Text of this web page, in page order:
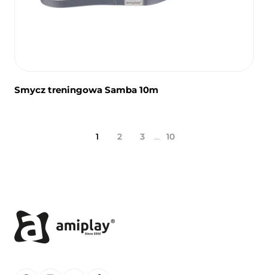
Smycz treningowa Samba 10m
1 2 3 ... 10